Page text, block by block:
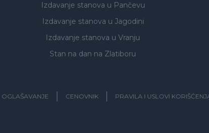
Izdavanje stanova u Pančevu
Izdavanje stanova u Jagodini
Izdavanje stanova u Vranju
Stan na dan na Zlatiboru
CENOVNIK PRAVILA I USLOVI